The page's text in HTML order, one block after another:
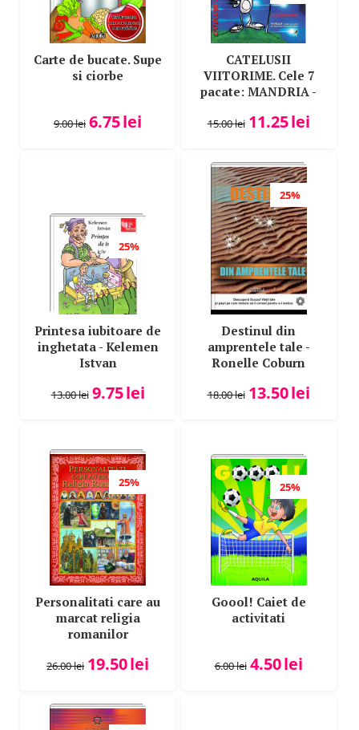
Carte de bucate. Supe
si ciorbe
9.00lei 6.75lei
CATELUSII
VIITORIME. Cele 7
pacate: MANDRIA -
sa devii un caine pe
15.00lei 11.25lei
25%
Printesa iubitoare de
inghetata - Kelemen
Istvan
13.00lei 9.75lei
25%
Destinul din
amprentele tale -
Ronelle Coburn
18.00lei 13.50lei
25%
Personalitati care au
marcat religia
romanilor
26.00lei 19.50lei
25%
Goool! Caiet de
activitati
6.00lei 4.50lei